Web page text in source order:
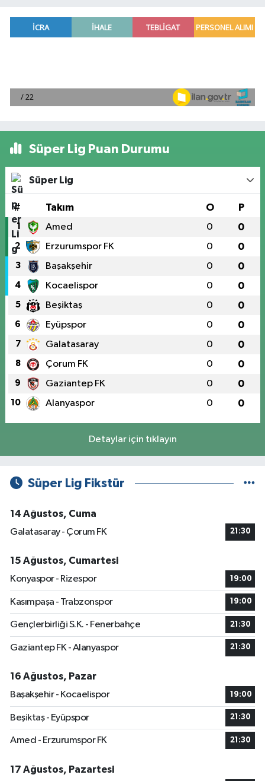
Süper Lig Puan Durumu
Süper Lig
# Takım O P
1 Amed 0 0
2 Erzurumspor FK 0 0
3 Başakşehir 0 0
4 Kocaelispor 0 0
5 Beşiktaş 0 0
6 Eyüpspor 0 0
7 Galatasaray 0 0
8 Çorum FK 0 0
9 Gaziantep FK 0 0
10 Alanyaspor 0 0
Detaylar için tıklayın
Süper Lig Fikstür
14 Ağustos, Cuma
Galatasaray - Çorum FK
21:30
15 Ağustos, Cumartesi
Konyaspor - Rizespor
19:00
Kasımpaşa - Trabzonspor 19:00
Gençlerbirliği S.K. - Fenerbahçe 21:30
Gaziantep FK - Alanyaspor 21:30
16 Ağustos, Pazar
Başakşehir - Kocaelispor
19:00
Beşiktaş - Eyüpspor 21:30
Amed - Erzurumspor FK 21:30
17 Ağustos, Pazartesi